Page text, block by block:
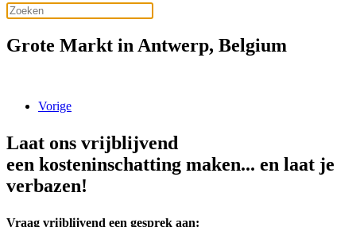
Grote Markt in Antwerp, Belgium
Vorige
Laat ons vrijblijvend
een kosteninschatting maken... en laat je
verbazen!
Vraag vrijblijvend een gesprek aan: